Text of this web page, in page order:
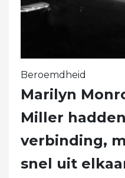
Beroemdheid
Marilyn
Miller
verbinding,
snel uit